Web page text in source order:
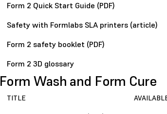
Form 2 Quick Start Guide (PDF)
Safety with Formlabs SLA printers (article)
Form 2 safety booklet (PDF)
Form 2 3D glossary
Form Wash and Form Cure
TITLE